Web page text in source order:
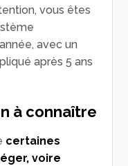
vous êtes
avec un
après 5 ans
à connaître
certaines
voire